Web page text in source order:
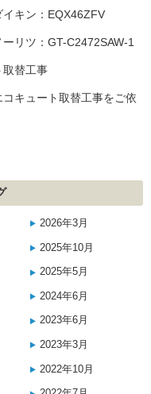
キン：EQX46ZFV
リツ：GT-C2472SAW-1
替工事
キュート取替工事をご依
2026年3月
2025年10月
2025年5月
2024年6月
2023年6月
2023年3月
2022年10月